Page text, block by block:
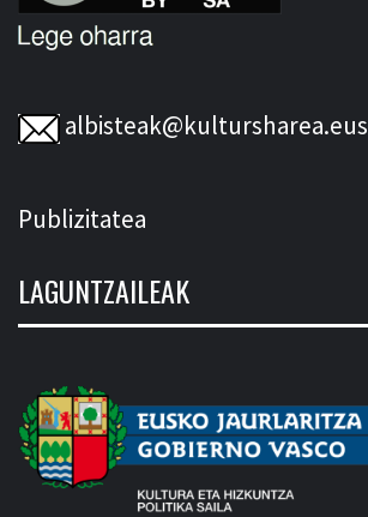
albisteak@kultursharea.eus
Publizitatea
LAGUNTZAILEAK